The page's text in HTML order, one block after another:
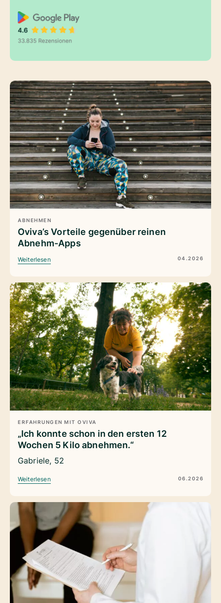
ABNEHMEN
Oviva’s Vorteile gegenüber reinen
Abnehm-Apps
Weiterlesen 04.2026
ERFAHRUNGEN MIT OVIVA
„Ich konnte schon in den ersten 12
Wochen 5 Kilo abnehmen.“
Gabriele, 52
Weiterlesen 06.2026